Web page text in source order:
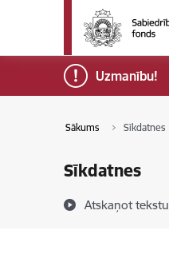
Pāriet uz lapas saturu
Uzmanību!
Sākums Sīkdatnes
Sīkdatnes
Atskaņot tekstu